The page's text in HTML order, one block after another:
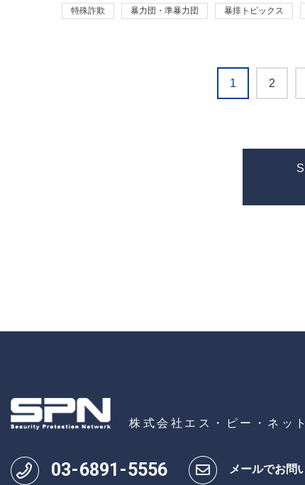
特殊詐欺 暴力団・準暴力団 暴排トピックス
1 2
株式会社エス・ピー・ネッ
03-6891 -5556 メールでお問